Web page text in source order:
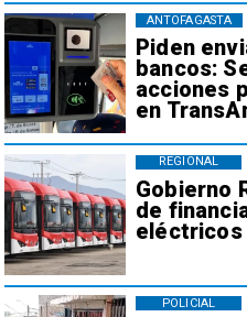
Piden
bancos:
acciones
en
ANTOFAGASTA
Gobierno
de
eléctricos
REGIONAL
POLICIAL